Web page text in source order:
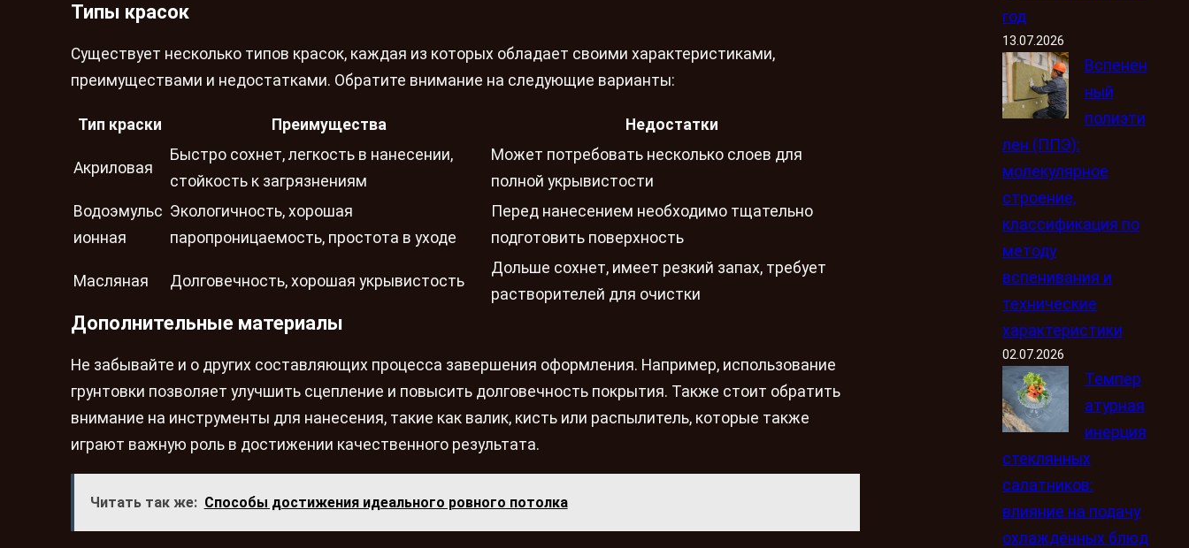
Типы красок
Существует несколько типов красок, каждая из которых обладает своими характеристиками,
преимуществами и недостатками. Обратите внимание на следующие варианты:
Тип краски Преимущества Недостатки
Акриловая
Быстро сохнет, легкость в нанесении,
стойкость к загрязнениям
Может потребовать несколько слоев для
полной укрывистости
Водоэмульс
ионная
Экологичность, хорошая
паропроницаемость, простота в уходе
Перед нанесением необходимо тщательно
подготовить поверхность
Масляная Долговечность, хорошая укрывистость
Дольше сохнет, имеет резкий запах, требует
растворителей для очистки
Дополнительные материалы
Не забывайте и о других составляющих процесса завершения оформления. Например, использование
грунтовки позволяет улучшить сцепление и повысить долговечность покрытия. Также стоит обратить
внимание на инструменты для нанесения, такие как валик, кисть или распылитель, которые также
играют важную роль в достижении качественного результата.
Читать так же: Способы достижения идеального ровного потолка
год
13.07.2026
Вспенен
ный
полиэти
лен (ППЭ):
молекулярное
строение,
классификация по
методу
вспенивания и
технические
характеристики
02.07.2026
Темпер
атурная
инерция
стеклянных
салатников:
влияние на подачу
охлаждённых блюд